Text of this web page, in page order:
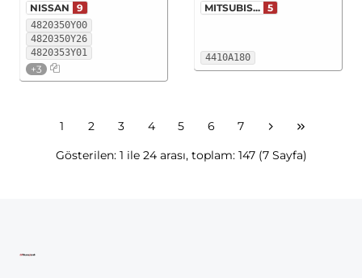
4820350Y00
4820350Y26
4820353Y01
+3
NISSAN 9
4410A180
MITSUBIS... 5
1 2 3 4 5 6
7
Gösterilen: 1 ile 24 arası, toplam: 147 (7 Sayfa)